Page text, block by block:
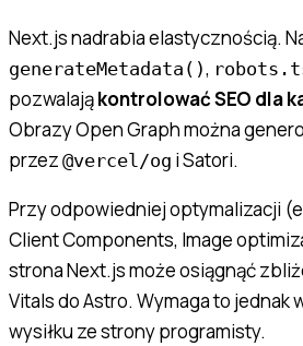
Next.js nadrabia elastycznością.
generateMetadata(),
pozwalająkontrolować SEO dla
Obrazy Open Graph można
przez @vercel/og i Satori.
Przy odpowiedniej optymalizacji
Client Components, Image
strona Next.js może osiągnąć
Vitals do Astro. Wymaga to jednak
wysiłku ze strony programisty.